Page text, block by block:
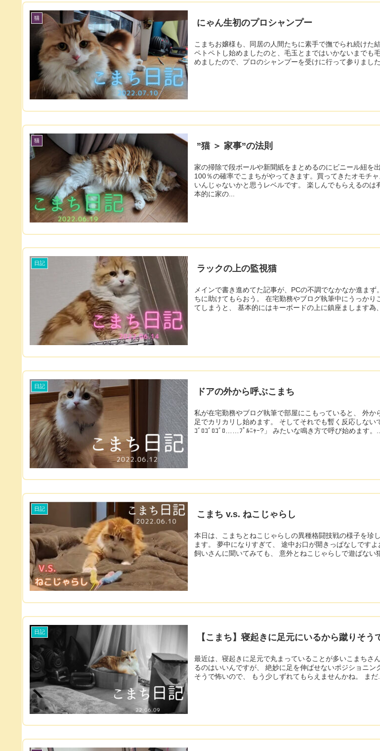
猫
にゃん生初のプロシャンプー
こまちお嬢様も、同居の人間たちに素手で撫でられ続けた
ペトペトし始めましたのと、毛玉とまではいかないまでも
めましたので、プロのシャンプーを受けに行って参りました
猫
”猫 ＞ 家事”の法則
家の掃除で段ボールや新聞紙をまとめるのにビニール紐を
100％の確率でこまちがやってきます。買ってきたオモチ
いんじゃないかと思うレベルです。 楽しんでもらえるのは有難いんですが、基
本的に家の...
日記
ラックの上の監視猫
メインで書き進めてた記事が、PCの不調でなかなか進まず。 こんな時はこ
ちに助けてもらおう。 在宅勤務やブログ執筆中にうっかりこまちを部屋に入れ
てしまうと、 基本的にはキーボードの上に鎮座まします
日記
ドアの外から呼ぶこまち
私が在宅勤務やブログ執筆で部屋にこもっていると、 外からこまちがドアを前
足でカリカリし始めます。 そしてそれでも暫く反応しないでいると、 「……
ｺﾞﾛｺﾞﾛｺﾞﾛ……ﾌﾟﾙﾆｬｰ?」 みたいな鳴き方で呼び始めます。...
日記
こまち v.s. ねこじゃらし
本日は、こまちとねこじゃらしの異種格闘技戦の様子を珍
ます。 夢中になりすぎて、 途中お口が開きっぱなしですよお嬢様。 周りの猫
飼いさんに聞いてみても、 意外とねこじゃらしで遊ば
日記
【こまち】寝起きに足元にいるから蹴りそう
最近は、寝起きに足元で丸まっていることが多いこまちさん。 一緒に寝
るのはいいんですが、 絶妙に足を伸ばせないポジショニング。 蹴ってしまい
そうで怖いので、 もう少しずれてもらえませんかね。 まだ...